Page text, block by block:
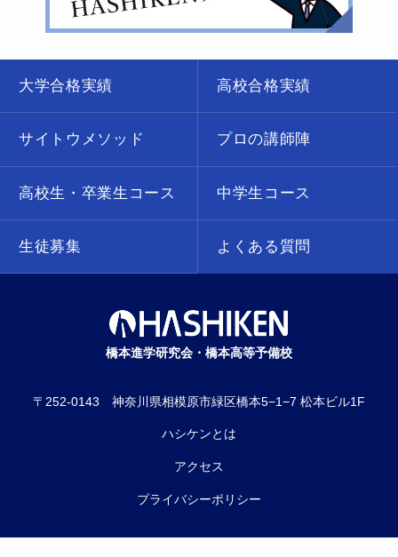
大学合格実績 高校合格実績
サイトウメソッド プロの講師陣
高校生・卒業生コース 中学生コース
生徒募集 よくある質問
橋本進学研究会・橋本高等予備校
〒252-0143 神奈川県相模原市緑区橋本5−1−7 松本ビル1F
ハシケンとは
アクセス
プライバシーポリシー